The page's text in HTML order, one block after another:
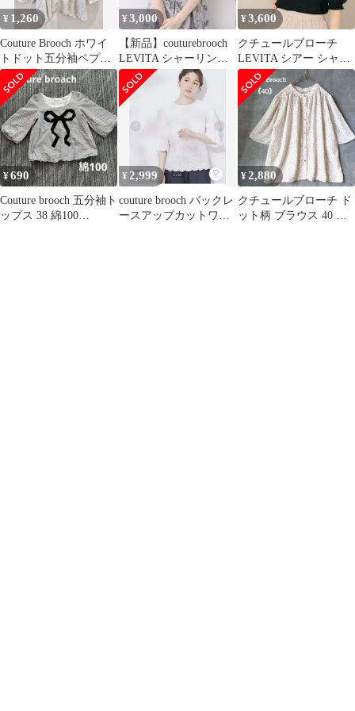
¥ 1,260
Couture Brooch ホワイ
トドット五分袖ペプラ
ムブラウス
¥3,000
【新品】couturebrooch
LEVITA シャーリング
シアートップス M
¥3,600
クチュールブローチ
LEVITA シアー シャー
リング ニット トップス
透け感
¥690
Couture brooch 五分袖ト
ップス 38 綿100
¥2,999
couture brooch バックレ
ースアップカットワー
¥2,880
クチュールブローチ ド
ット柄 ブラウス 40 金